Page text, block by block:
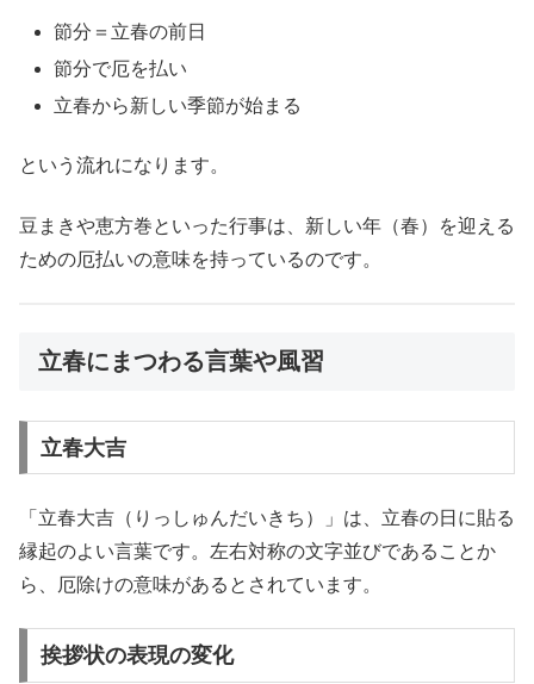
節分＝立春の前日
節分で厄を払い
立春から新しい季節が始まる
という流れになります。
豆まきや恵方巻といった行事は、新しい年（春）を迎える
ための厄払いの意味を持っているのです。
立春にまつわる言葉や風習
立春大吉
「立春大吉（りっしゅんだいきち）」は、立春の日に貼る
縁起のよい言葉です。左右対称の文字並びであることか
ら、厄除けの意味があるとされています。
挨拶状の表現の変化